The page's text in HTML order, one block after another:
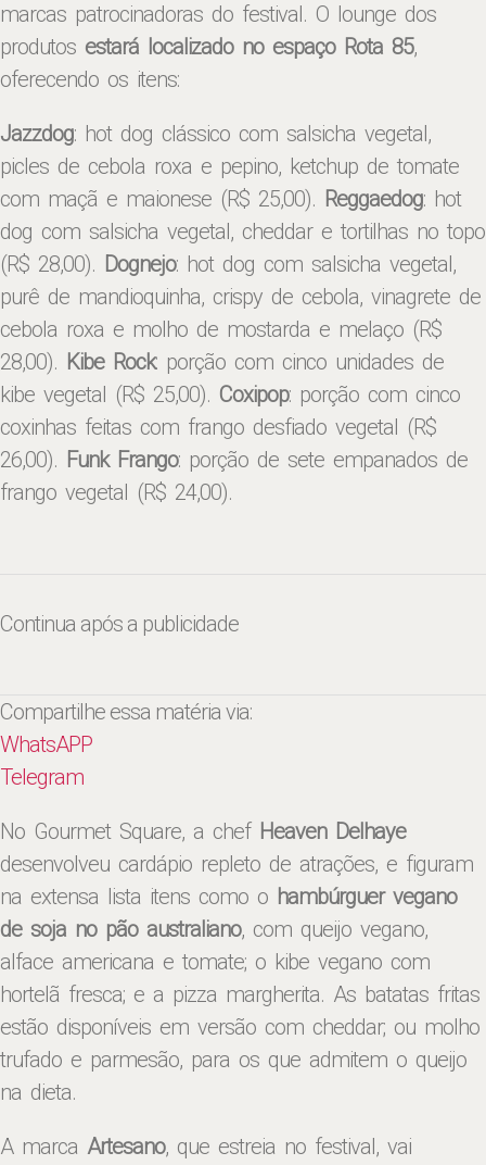
marcas patrocinadoras do festival. O lounge dos
produtos estará localizado no espaço Rota 85,
oferecendo os itens:
Jazzdog: hot dog clássico com salsicha vegetal,
picles de cebola roxa e pepino, ketchup de tomate
com maçã e maionese (R$ 25,00). Reggaedog: hot
dog com salsicha vegetal, cheddar e tortilhas no topo
(R$ 28,00). Dognejo: hot dog com salsicha vegetal,
purê de mandioquinha, crispy de cebola, vinagrete de
cebola roxa e molho de mostarda e melaço (R$
28,00). Kibe Rock: porção com cinco unidades de
kibe vegetal (R$ 25,00). Coxipop: porção com cinco
coxinhas feitas com frango desfiado vegetal (R$
26,00). Funk Frango: porção de sete empanados de
frango vegetal (R$ 24,00).
Continua após a publicidade
Compartilhe essa matéria via:
WhatsAPP
Telegram
No Gourmet Square, a chef Heaven Delhaye
desenvolveu cardápio repleto de atrações, e figuram
na extensa lista itens como o hambúrguer vegano
de soja no pão australiano, com queijo vegano,
alface americana e tomate; o kibe vegano com
hortelã fresca; e a pizza margherita. As batatas fritas
estão disponíveis em versão com cheddar; ou molho
trufado e parmesão, para os que admitem o queijo
na dieta.
A marca Artesano, que estreia no festival, vai